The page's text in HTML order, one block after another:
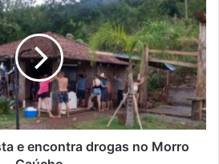
e encontra drogas no Morro